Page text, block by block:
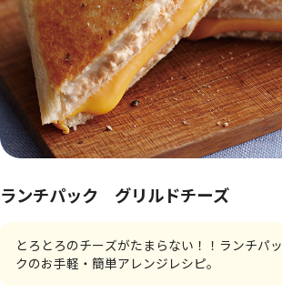
ランチパック グリルドチーズ
とろとろのチーズがたまらない！！ランチパッ
クのお手軽・簡単アレンジレシピ。